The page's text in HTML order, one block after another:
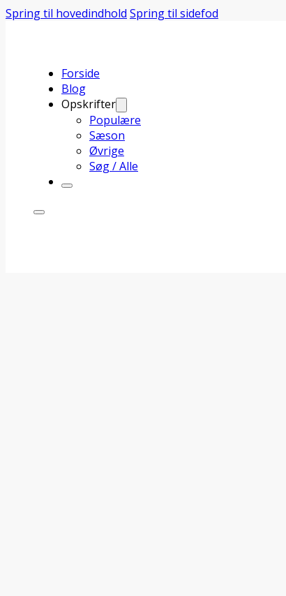
Spring til hovedindhold Spring til sidefod
Forside
Blog
Opskrifter
Populære
Sæson
Øvrige
Søg / Alle